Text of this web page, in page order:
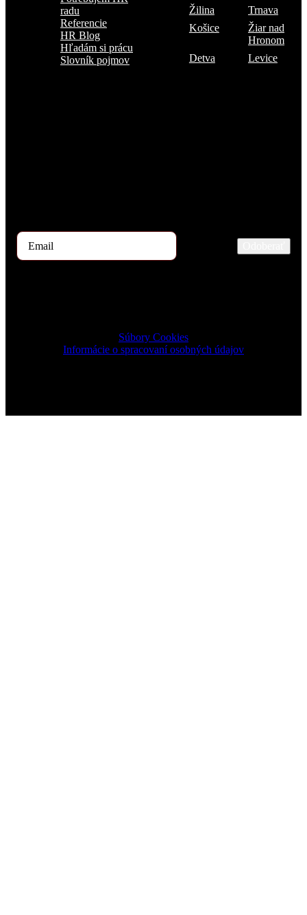
radu
Referencie
HR Blog
Hľadám si prácu
Slovník pojmov
Žilina
Trnava
Košice
Žiar nad
Hronom
Detva
Levice
Súbory Cookies
Informácie o spracovaní osobných údajov